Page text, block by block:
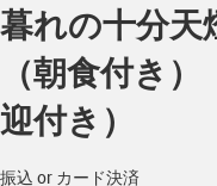
暮れの十分天
（朝食付き
迎付き）
振込 or カード決済